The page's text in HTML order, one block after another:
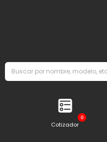
0
Cotizador